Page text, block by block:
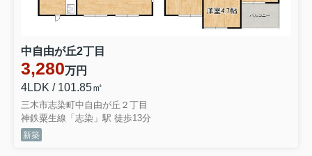
中自由が丘2丁目
3,280万円
4LDK / 101.85㎡
三木市志染町中自由が丘２丁目
神鉄粟生線「志染」駅 徒歩13分
新築